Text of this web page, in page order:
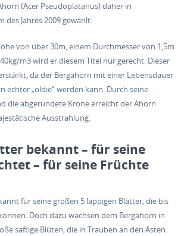
(Acer Pseudoplatanus) daher in
des Jahres 2009 gewählt.
von über 30m, einem Durchmesser von 1,5m
m3 wird er diesem Titel nur gerecht. Dieser
da der Bergahorn mit einer Lebensdauer
echter „oldie“ werden kann. Durch seine
die abgerundete Krone erreicht der Ahorn
Ausstrahlung.
bekannt – für seine
– für seine Früchte
für seine großen 5 lappigen Blätter, die bis
Doch dazu wachsen dem Bergahorn in
saftige Blüten, die in Trauben an den Ästen